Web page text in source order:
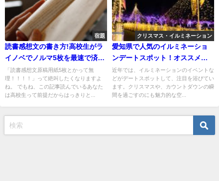
宿題
読書感想文の書き方!高校生がラ
イノベでノルマ5枚を最速で済ま
せる方法!
「読書感想文原稿用紙5枚とかって無
理！！！！」って絶叫したくなりますよ
ね。 でもね、この記事読んでいるあなた
は高校生って前提だからはっきりと...
クリスマス・イルミネーション
愛知県で人気のイルミネーショ
ンデートスポット！オススメは
どこ！？
近年では、イルミネーションのイベントな
どがデートスポットして、注目を浴びてい
ます。クリスマスや、カウントダウンの瞬
間を過ごすのにも魅力的な空...